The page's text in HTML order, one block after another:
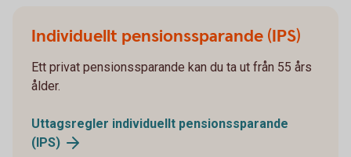
Individuellt pensionssparande (IPS)
Ett privat pensionssparande kan du ta ut från 55 års
ålder.
Uttagsregler individuellt pensionssparande
(IPS)